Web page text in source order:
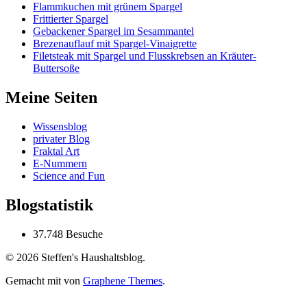
Flammkuchen mit grünem Spargel
Frittierter Spargel
Gebackener Spargel im Sesammantel
Brezenauflauf mit Spargel-Vinaigrette
Filetsteak mit Spargel und Flusskrebsen an Kräuter-
Buttersoße
Meine Seiten
Wissensblog
privater Blog
Fraktal Art
E-Nummern
Science and Fun
Blogstatistik
37.748 Besuche
© 2026 Steffen's Haushaltsblog.
Gemacht mit von Graphene Themes.